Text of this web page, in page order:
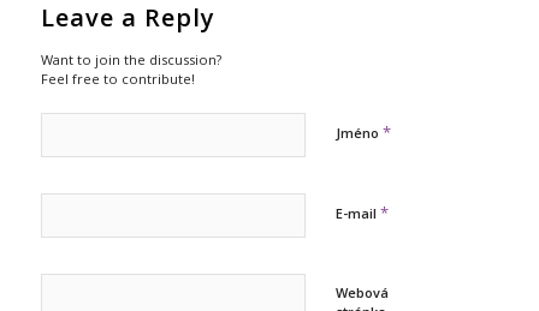
Leave a Reply
Want to join the discussion?
Feel free to contribute!
Jméno *
E-mail *
Webová